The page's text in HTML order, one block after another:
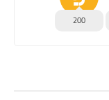
200